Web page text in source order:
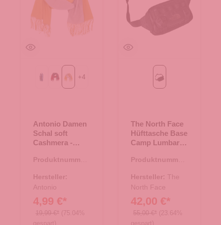
69-navybordeaux/grau
gelb/grau
+4
Antonio Damen
Schal soft
Cashmera -
Produktnummer:
Hersteller:
Antonio
4,99 €*
19,99 €* (75.04%
gespart)
Black/Asphalt Grey
The North Face
Hüfttasche Base
Camp Lumbar
Grey
Produktnummer:
Hersteller: The
North Face
42,00 €*
55,00 €* (23.64%
gespart)